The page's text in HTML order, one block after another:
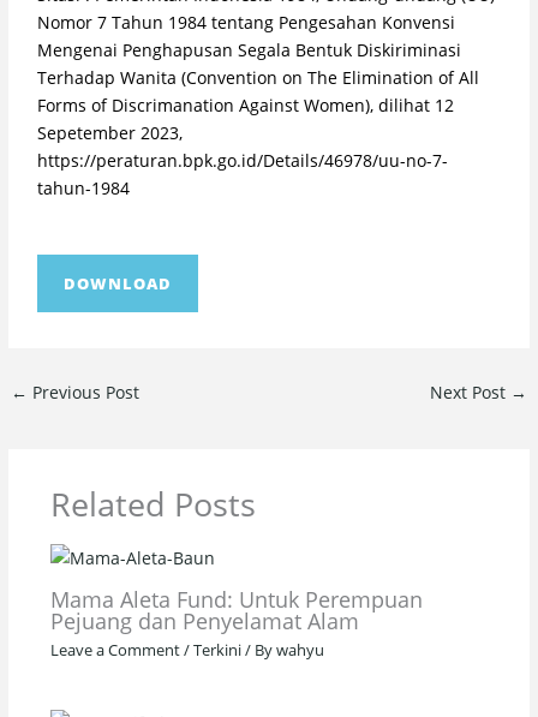
Nomor 7 Tahun 1984 tentang Pengesahan Konvensi
Mengenai Penghapusan Segala Bentuk Diskiriminasi
Terhadap Wanita (Convention on The Elimination of All
Forms of Discrimanation Against Women), dilihat 12
Sepetember 2023,
https://peraturan.bpk.go.id/Details/46978/uu-no-7-
tahun-1984
DOWNLOAD
← Previous Post Next Post →
Related Posts
Mama Aleta Fund: Untuk Perempuan
Pejuang dan Penyelamat Alam
Leave a Comment/Terkini/ Bywahyu